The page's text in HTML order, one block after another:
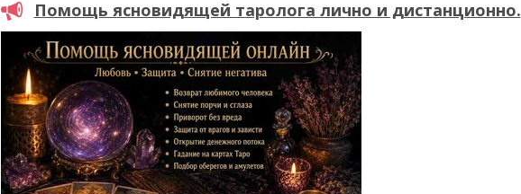
Помощь ясновидящей таролога лично и дистанционно.